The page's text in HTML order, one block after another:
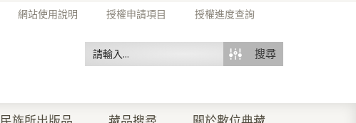
網站使用說明 授權申請項目 授權進度查詢
搜尋